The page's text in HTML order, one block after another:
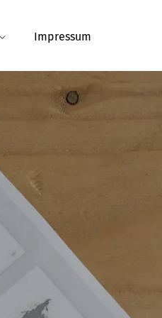
Impressum